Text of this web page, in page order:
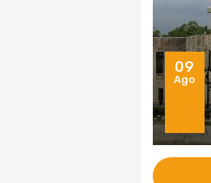
09
Ago